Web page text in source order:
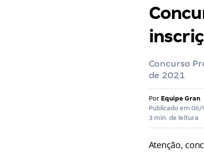
Concurso
de 2021
Por Equipe Gran
Publicado em 06/
3 min. de leitura
Atenção,